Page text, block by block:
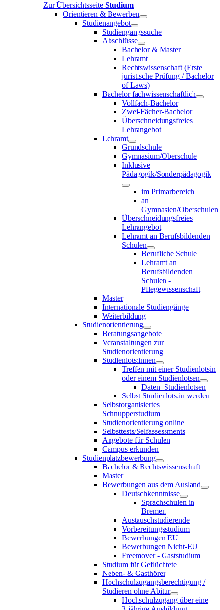
Zur Übersichtsseite Studium
Orientieren & Bewerben
Studienangebot
Studiengangssuche
Abschlüsse
Bachelor & Master
Lehramt
Rechtswissenschaft (Erste
juristische Prüfung / Bachelor
of Laws)
Bachelor fachwissenschaftlich
Vollfach-Bachelor
Zwei-Fächer-Bachelor
Überschneidungsfreies
Lehrangebot
Lehramt
Grundschule
Gymnasium/Oberschule
Inklusive
Pädagogik/Sonderpädagogik
im Primarbereich
an
Gymnasien/Oberschulen
Überschneidungsfreies
Lehrangebot
Lehramt an Berufsbildenden
Schulen
Berufliche Schule
Lehramt an
Berufsbildenden
Schulen -
Pflegewissenschaft
Master
Internationale Studiengänge
Weiterbildung
Studienorientierung
Beratungsangebote
Veranstaltungen zur
Studienorientierung
Studienlots:innen
Treffen mit einer Studienlotsin
oder einem Studienlotsen
Daten_Studienlotsen
Selbst Studienlots:in werden
Selbstorganisiertes
Schnupperstudium
Studienorientierung online
Selbsttests/Selfassessments
Angebote für Schulen
Campus erkunden
Studienplatzbewerbung
Bachelor & Rechtswissenschaft
Master
Bewerbungen aus dem Ausland
Deutschkenntnisse
Sprachschulen in
Bremen
Austauschstudierende
Vorbereitungsstudium
Bewerbungen EU
Bewerbungen Nicht-EU
Freemover - Gaststudium
Studium für Geflüchtete
Neben- & Gasthörer
Hochschulzugangsberechtigung /
Studieren ohne Abitur
Hochschulzugang über eine